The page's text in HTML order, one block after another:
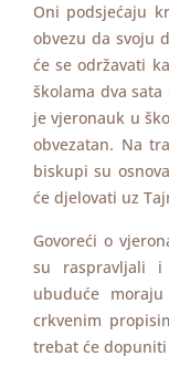
Oni podsjećaju
obvezu da svoju
će se održavati
školama dva
je vjeronauk u
obvezatan. Na
biskupi su
će djelovati uz
Govoreći o
su raspravljali i
ubuduće
crkvenim
trebat će